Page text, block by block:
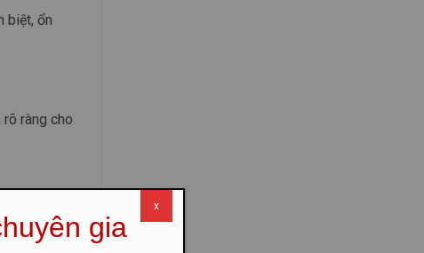
biệt, ổn
ràng cho
gia
x